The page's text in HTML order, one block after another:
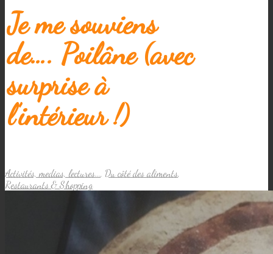
Je me souviens
de…. Poilâne (avec
surprise à
l’intérieur !)
Activités, medias, lectures... Du côté des aliments
Restaurants & Shopping